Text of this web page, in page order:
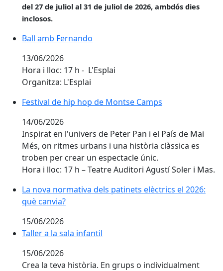
del 27 de juliol al 31 de juliol de 2026, ambdós dies
inclosos.
Ball amb Fernando
13/06/2026
Hora i lloc: 17 h - L'Esplai
Organitza: L'Esplai
Festival de hip hop de Montse Camps
14/06/2026
Inspirat en l'univers de Peter Pan i el País de Mai
Més, on ritmes urbans i una història clàssica es
troben per crear un espectacle únic.
Hora i lloc: 17 h – Teatre Auditori Agustí Soler i Mas.
La nova normativa dels patinets elèctrics el 2026: què
La nova normativa dels patinets elèctrics el 2026:
què canvia?
15/06/2026
Taller a la sala infantil
Taller a la sala infantil
15/06/2026
Crea la teva història. En grups o individualment